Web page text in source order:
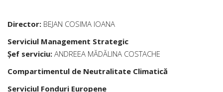
Director: BEJAN COSIMA IOANA
Serviciul Management Strategic
Șef serviciu: ANDREEA MĂDĂLINA COSTACHE
Compartimentul de Neutralitate Climatică
Serviciul Fonduri Europene